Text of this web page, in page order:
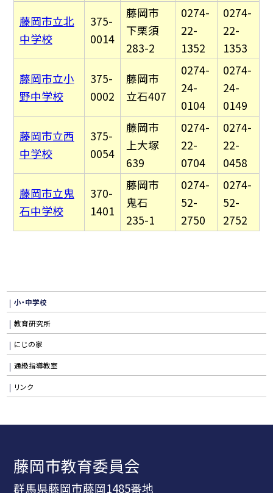
藤岡市立北
中学校
375-
0014
藤岡市
下栗須
283-2
0274-
22-
1352
0274-
22-
1353
藤岡市立小
野中学校
375-
0002
藤岡市
立石407
0274-
24-
0104
0274-
24-
0149
藤岡市立西
中学校
375-
0054
藤岡市
上大塚
639
0274-
22-
0704
0274-
22-
0458
藤岡市立鬼
石中学校
370-
1401
藤岡市
鬼石
235-1
0274-
52-
2750
0274-
52-
2752
小・中学校
教育研究所
にじの家
通級指導教室
リンク
藤岡市教育委員会
群馬県藤岡市藤岡1485番地